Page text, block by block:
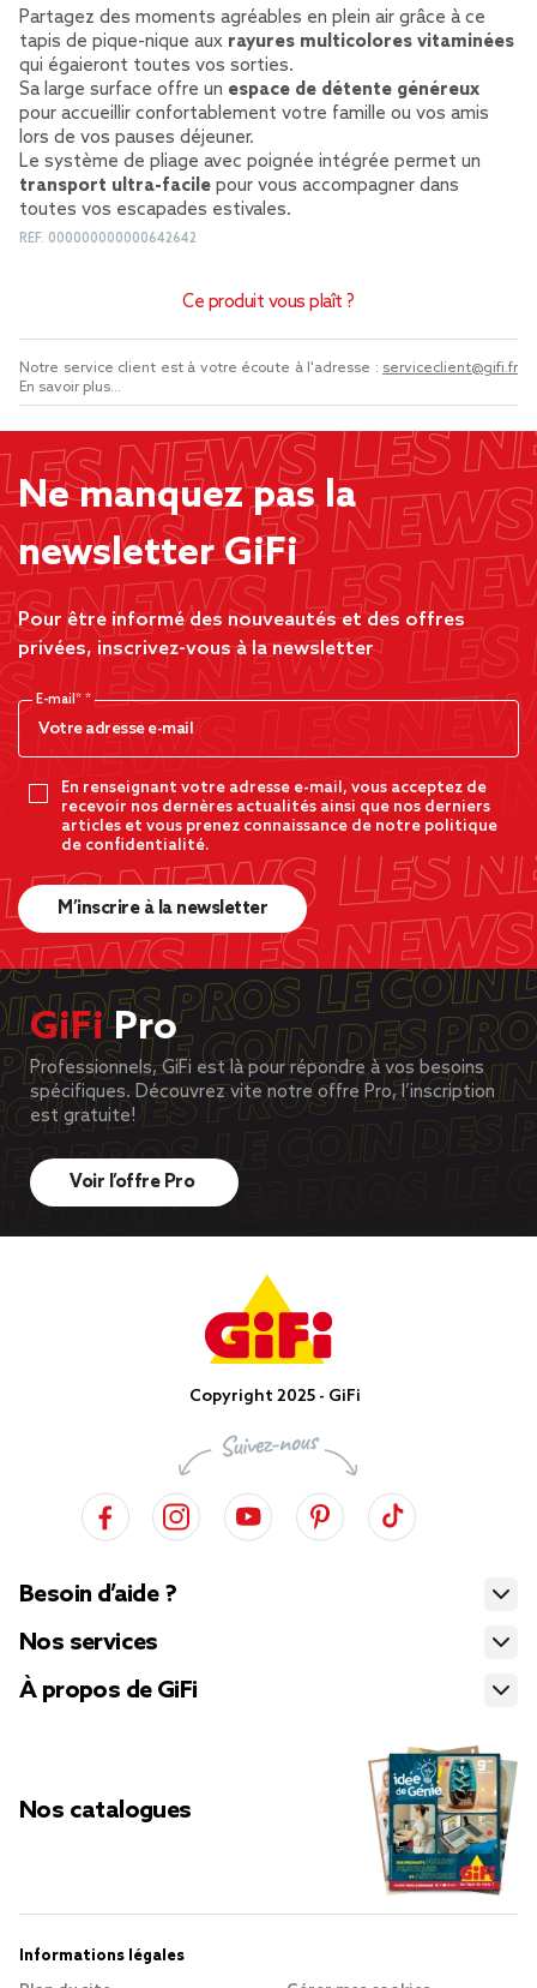
Partagez des moments agréables en plein air grâce à ce
tapis de pique-nique aux rayures multicolores vitaminées
qui égaieront toutes vos sorties.
Sa large surface offre un espace de détente généreux
pour accueillir confortablement votre famille ou vos amis
lors de vos pauses déjeuner.
Le système de pliage avec poignée intégrée permet un
transport ultra-facile pour vous accompagner dans
toutes vos escapades estivales.
REF. 000000000000642642
Ce produit vous plaît ?
Notre service client est à votre écoute à l'adresse : serviceclient@gifi.fr
En savoir plus...
Ne manquez pas la
newsletter GiFi
Pour être informé des nouveautés et des offres
privées, inscrivez-vous à la newsletter
E-mail*
En renseignant votre adresse e-mail, vous acceptez de
recevoir nos dernères actualités ainsi que nos derniers
articles et vous prenez connaissance de notre politique
de confidentialité.
M’inscrire à la newsletter
GiFiPro
Professionnels, GiFi est là pour répondre à vos besoins
spécifiques. Découvrez vite notre offre Pro, l’inscription
est gratuite!
Voir l’offre Pro
Copyright 2025 - GiFi
Besoin d’aide ?
Nos services
À propos de GiFi
Nos catalogues
Informations légales